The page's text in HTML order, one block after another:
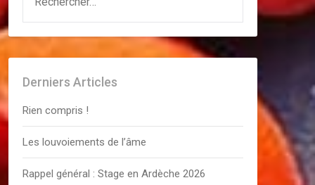
Derniers Articles
Rien compris !
Les louvoiements de l’âme
Rappel général : Stage en Ardèche 2026